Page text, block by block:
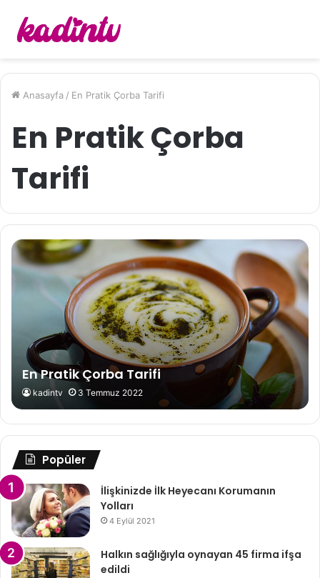
Anasayfa / En Pratik Çorba Tarifi
En Pratik Çorba
Tarifi
En Pratik Çorba Tarifi
kadintv 3 Temmuz 2022
Popüler
İlişkinizde İlk Heyecanı Korumanın
Yolları
4 Eylül 2021
Halkın sağlığıyla oynayan 45 firma ifşa
edildi